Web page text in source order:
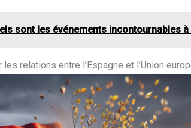
sont les événements incontournables
relations entre l’Espagne et l’Union